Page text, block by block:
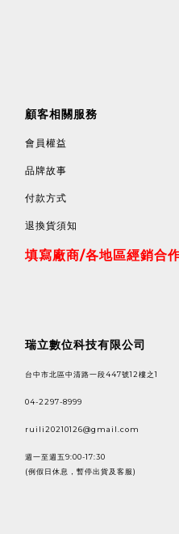
顧客相關服務
會員權益
品牌故事
付款方式
退換貨須知
填寫廠商/各地區經銷合
瑞立數位科技有限公司
台中市北區中清路一段447號12樓之1
04-2297-8999
ruili20210126@gmail.com
週一至週五9:00-17:30
(例假日休息，暫停出貨及客服)